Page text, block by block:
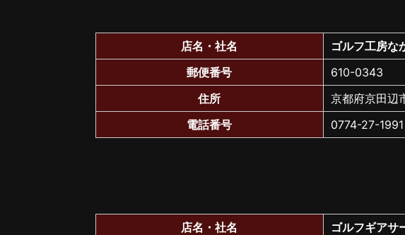
店名・社名
ゴルフ工房な
郵便番号
610-0343
住所
京都府京田辺
電話番号
0774-27-1991
店名・社名
ゴルフギアサ